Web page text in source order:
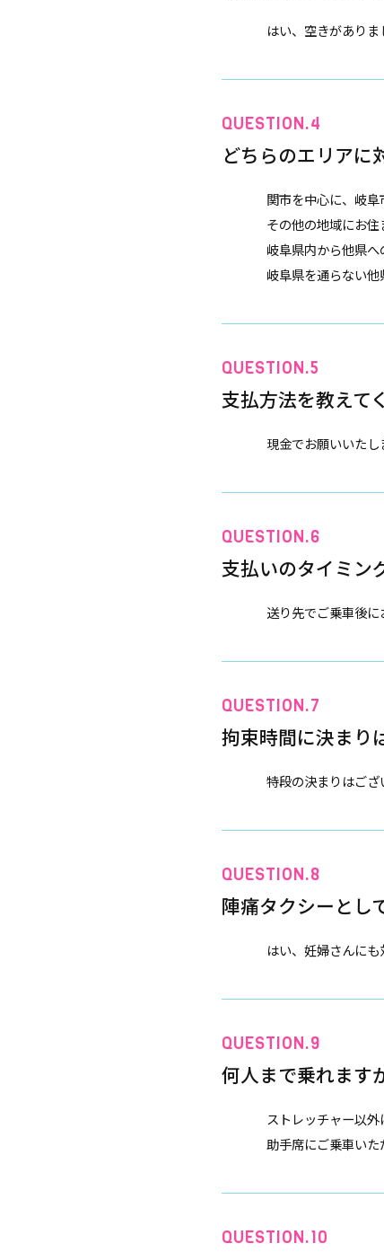
はい、空きがありま
どちらのエリアに
関市を中心に、岐阜
その他の地域にお住
岐阜県内から他県へ
岐阜県を通らない他
支払方法を教えて
現金でお願いいたし
支払いのタイミン
送り先でご乗車後に
拘束時間に決まり
特段の決まりはござ
陣痛タクシーとし
はい、妊婦さんにも
何人まで乗れます
ストレッチャー以
助手席にご乗車いた